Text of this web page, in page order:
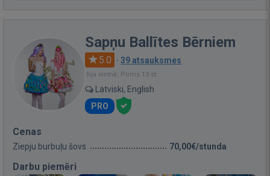
Sapņu Ballītes Bērniem
5.0 · 39 atsauksmes
Bija vietnē: Pirms 13 st.
Latviski, English
PRO
Cenas
Ziepju burbuļu šovs 70,00€/stunda
Darbu piemēri